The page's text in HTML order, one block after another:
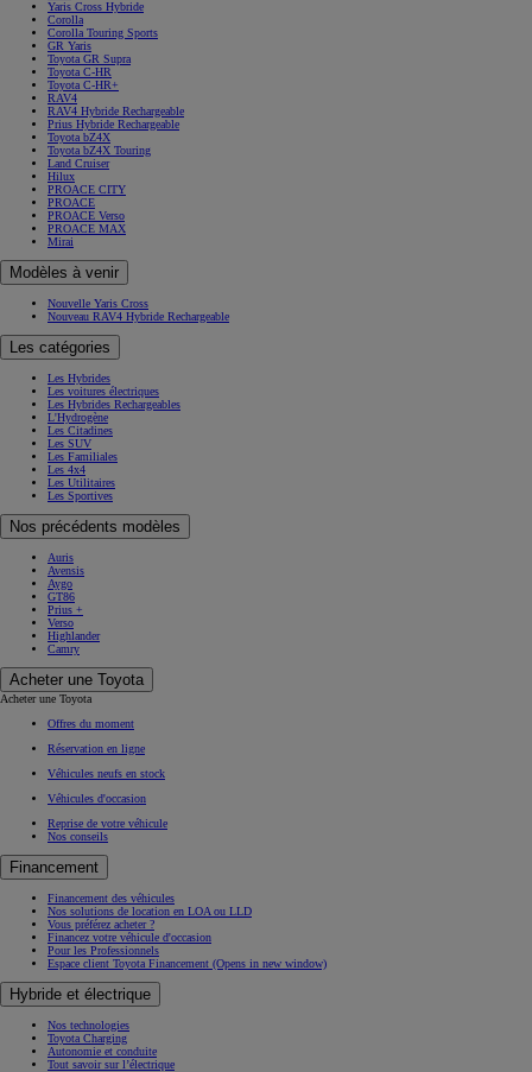
Yaris Cross Hybride
Corolla
Corolla Touring Sports
GR Yaris
Toyota GR Supra
Toyota C-HR
Toyota C-HR+
RAV4
RAV4 Hybride Rechargeable
Prius Hybride Rechargeable
Toyota bZ4X
Toyota bZ4X Touring
Land Cruiser
Hilux
PROACE CITY
PROACE
PROACE Verso
PROACE MAX
Mirai
Modèles à venir
Nouvelle Yaris Cross
Nouveau RAV4 Hybride Rechargeable
Les catégories
Les Hybrides
Les voitures électriques
Les Hybrides Rechargeables
L'Hydrogène
Les Citadines
Les SUV
Les Familiales
Les 4x4
Les Utilitaires
Les Sportives
Nos précédents modèles
Auris
Avensis
Aygo
GT86
Prius +
Verso
Highlander
Camry
Acheter une Toyota
Acheter une Toyota
Offres du moment
Réservation en ligne
Véhicules neufs en stock
Véhicules d'occasion
Reprise de votre véhicule
Nos conseils
Financement
Financement des véhicules
Nos solutions de location en LOA ou LLD
Vous préférez acheter ?
Financez votre véhicule d'occasion
Pour les Professionnels
Espace client Toyota Financement (Opens in new window)
Hybride et électrique
Nos technologies
Toyota Charging
Autonomie et conduite
Tout savoir sur l’électrique